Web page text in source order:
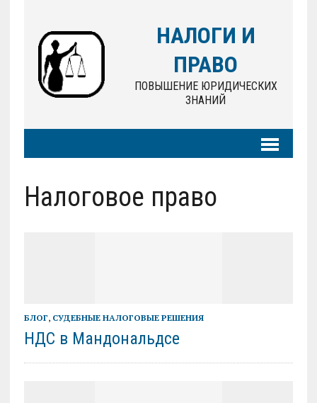
НАЛОГИ И
ПРАВО
ПОВЫШЕНИЕ ЮРИДИЧЕСКИХ
ЗНАНИЙ
Налоговое право
БЛОГ, СУДЕБНЫЕ НАЛОГОВЫЕ РЕШЕНИЯ
НДС в Мандональдсе